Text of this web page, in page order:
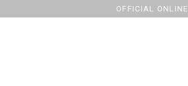
OFFICIAL